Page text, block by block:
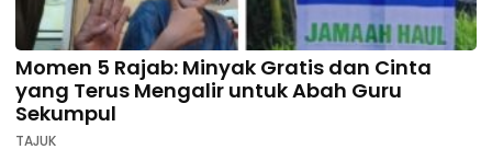
Momen 5 Rajab: Minyak Gratis dan Cinta
yang Terus Mengalir untuk Abah Guru
Sekumpul
TAJUK